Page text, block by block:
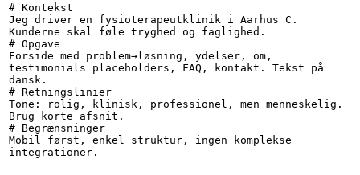
# Kontekst
Jeg driver en fysioterapeutklinik i Aarhus C.
Kunderne skal føle tryghed og faglighed.
# Opgave
Forside med problem→løsning, ydelser, om,
testimonials placeholders, FAQ, kontakt. Tekst på
dansk.
# Retningslinier
Tone: rolig, klinisk, professionel, men menneskelig.
Brug korte afsnit.
# Begrænsninger
Mobil først, enkel struktur, ingen komplekse
integrationer.